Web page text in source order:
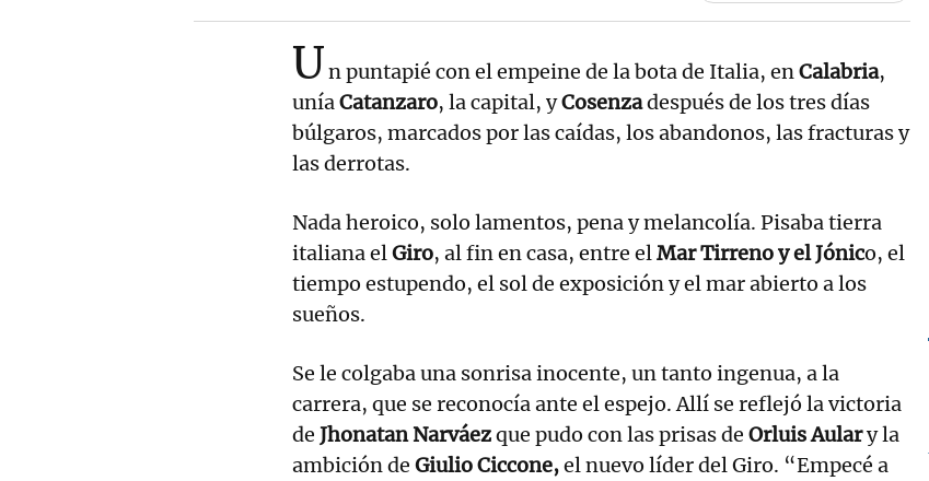
Un puntapié con el empeine de la bota de Italia, enCalabria,
uníaCatanzaro, la capital, yCosenzadespués de los tres días
búlgaros, marcados por las caídas, los abandonos, las fracturas y
las derrotas.
Nada heroico, solo lamentos, pena y melancolía. Pisaba tierra
italiana elGiro, al fin en casa, entre elMar Tirreno y el Jónico, el
tiempo estupendo, el sol de exposición y el mar abierto a los
sueños.
Se le colgaba una sonrisa inocente, un tanto ingenua, a la
carrera, que se reconocía ante el espejo. Allí se reflejó la victoria
de Jhonatan Narváezque pudo con las prisas de Orluis Aulary la
ambición de Giulio Ciccone,el nuevo líder del Giro. “Empecé a